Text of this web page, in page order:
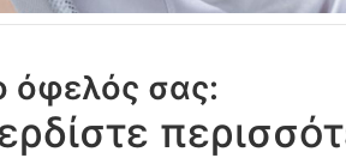
όφελός σας: